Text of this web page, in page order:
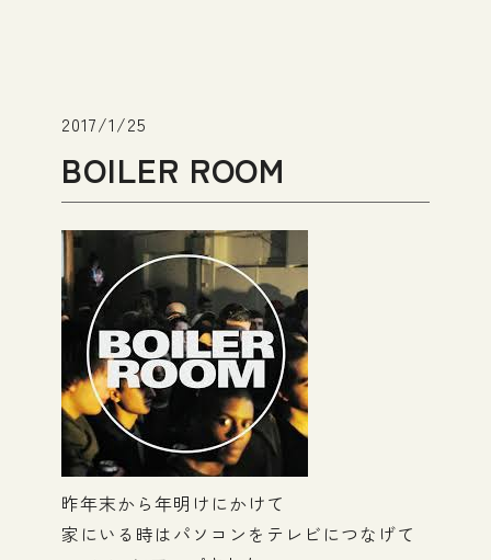
2017/1/25
BOILER ROOM
昨年末から年明けにかけて
家にいる時はパソコンをテレビにつなげて